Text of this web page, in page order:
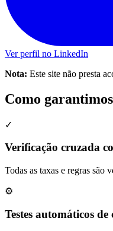
Ver perfil no LinkedIn
Nota: Este site não presta
Como
✓
Verificação cruzada
Todas as taxas e regras
⚙️
Testes automáticos de